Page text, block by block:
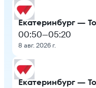
Екатеринбург —
00:50—05:20
8 авг. 2026 г.
Екатеринбург —